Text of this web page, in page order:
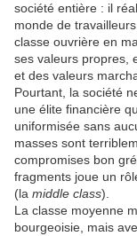
société entière : il
monde de
classe ouvrière en
ses valeurs propres,
et des valeurs
Pourtant, la société
une élite financière
uniformisée sans
masses sont
compromises bon
fragments joue un
(la middle class).
La classe moyenne
bourgeoisie, mais